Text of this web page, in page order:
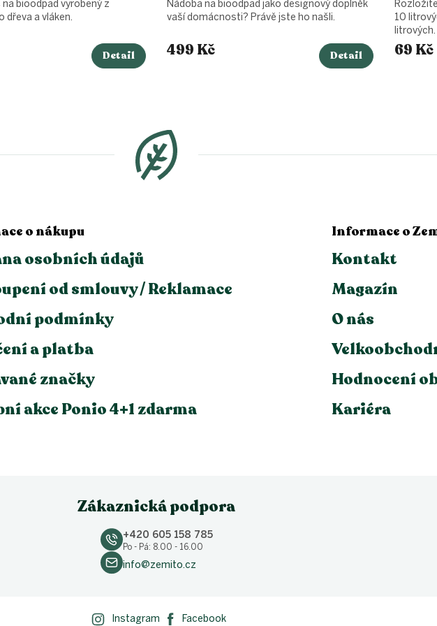
Detail
bioodpad vyrobený z
dřeva a vláken.
499 Kč Detail
Nádoba na bioodpad jako designový doplněk
vaší domácnosti? Právě jste ho našli.
69 Kč
10
litrových.
o nákupu
osobních údajů
od smlouvy / Reklamace
podmínky
a platba
značky
akce Ponio 4+1 zdarma
Informace o
Kontakt
Magazín
O nás
Hodnocení
Kariéra
Zákaznická podpora
+420 605 158 785
Po - Pá: 8.00 - 16.00
info@zemito.cz
Instagram Facebook